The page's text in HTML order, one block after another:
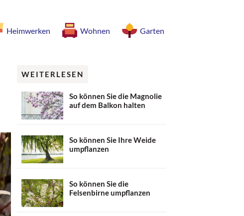
Heimwerken Wohnen Garten
WEITERLESEN
So können Sie die Magnolie
auf dem Balkon halten
So können Sie Ihre Weide
umpflanzen
So können Sie die
Felsenbirne umpflanzen